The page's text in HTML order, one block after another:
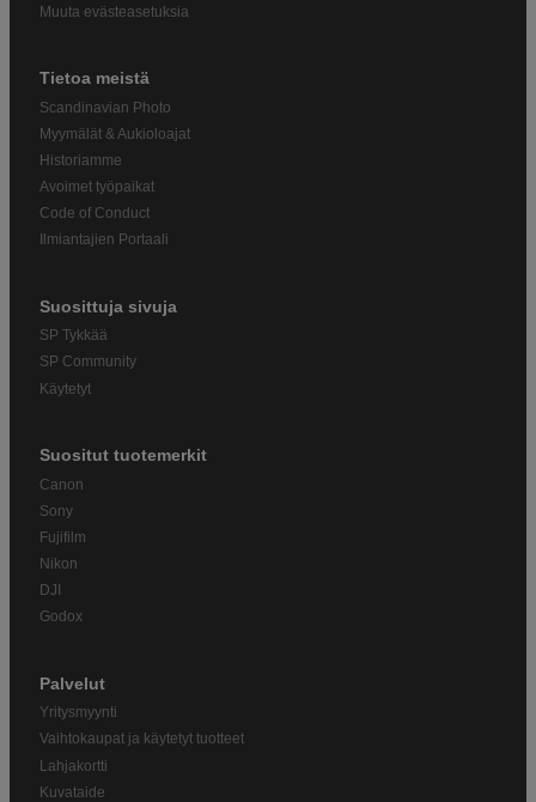
Muuta evästeasetuksia
Tietoa meistä
Scandinavian Photo
Myymälät & Aukioloajat
Historiamme
Avoimet työpaikat
Code of Conduct
Ilmiantajien Portaali
Suosittuja sivuja
SP Tykkää
SP Community
Käytetyt
Suositut tuotemerkit
Canon
Sony
Fujifilm
Nikon
DJI
Godox
Palvelut
Yritysmyynti
Vaihtokaupat ja käytetyt tuotteet
Lahjakortti
Kuvataide